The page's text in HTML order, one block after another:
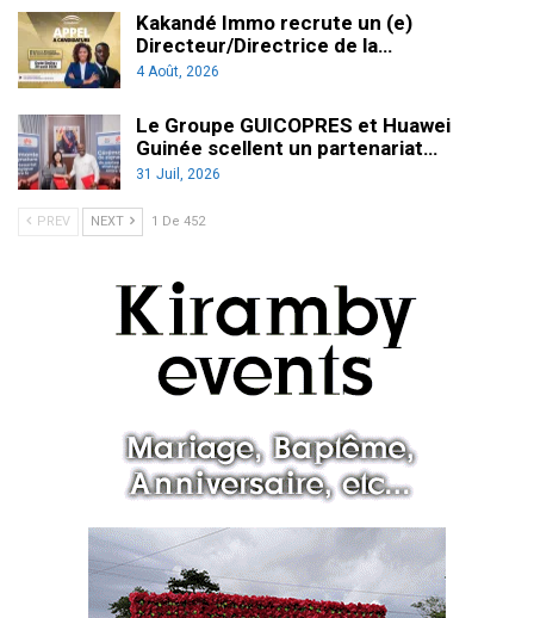
Kakandé Immo recrute un (e)
Directeur/Directrice de la…
4 Août, 2026
Le Groupe GUICOPRES et Huawei
Guinée scellent un partenariat…
31 Juil, 2026
PREV NEXT 1 De 452